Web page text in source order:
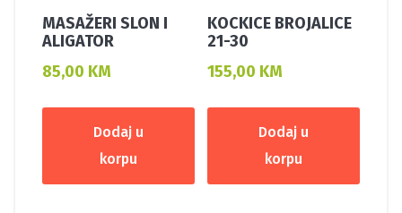
MASAŽERI SLON I
ALIGATOR
85,00 KM
Dodaj u
korpu
KOCKICE BROJALICE
21-30
155,00 KM
Dodaj u
korpu